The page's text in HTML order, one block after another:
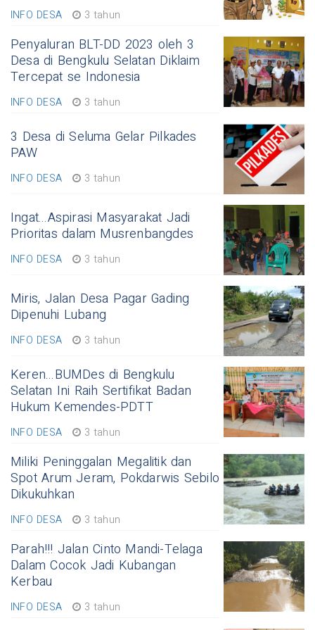
INFO DESA 3 tahun
Penyaluran BLT-DD 2023 oleh 3
Desa di Bengkulu Selatan Diklaim
Tercepat se Indonesia
INFO DESA 3 tahun
3 Desa di Seluma Gelar Pilkades
PAW
INFO DESA 3 tahun
Ingat...Aspirasi Masyarakat Jadi
Prioritas dalam Musrenbangdes
INFO DESA 3 tahun
Miris, Jalan Desa Pagar Gading
Dipenuhi Lubang
INFO DESA 3 tahun
Keren...BUMDes di Bengkulu
Selatan Ini Raih Sertifikat Badan
Hukum Kemendes-PDTT
INFO DESA 3 tahun
Miliki Peninggalan Megalitik dan
Spot Arum Jeram, Pokdarwis Sebilo
Dikukuhkan
INFO DESA 3 tahun
Parah!!! Jalan Cinto Mandi-Telaga
Dalam Cocok Jadi Kubangan
Kerbau
INFO DESA 3 tahun